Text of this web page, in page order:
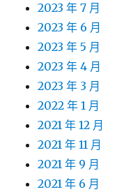
2023 年 7 月
2023 年 6 月
2023 年 5 月
2023 年 4 月
2023 年 3 月
2022 年 1 月
2021 年 12 月
2021 年 11 月
2021 年 9 月
2021 年 6 月